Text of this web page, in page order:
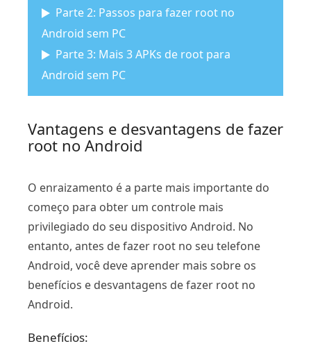
Parte 2: Passos para fazer root no
Android sem PC
Parte 3: Mais 3 APKs de root para
Android sem PC
Vantagens e desvantagens de fazer
root no Android
O enraizamento é a parte mais importante do
começo para obter um controle mais
privilegiado do seu dispositivo Android. No
entanto, antes de fazer root no seu telefone
Android, você deve aprender mais sobre os
benefícios e desvantagens de fazer root no
Android.
Benefícios: